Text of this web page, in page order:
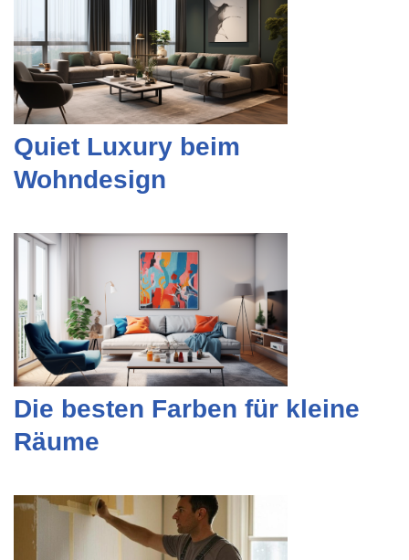
Quiet Luxury beim
Wohndesign
Die besten Farben für kleine
Räume